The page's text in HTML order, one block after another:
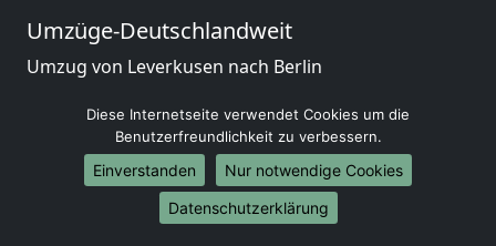
Umzüge-Deutschlandweit
Umzug von Leverkusen nach Berlin
Umzug von Leverkusen nach München
Umzug von Leverkusen nach Köln
Umzug von Leverkusen nach Frankfurt am Main
Umzug von Leverkusen nach Stuttgart
Umzug von Leverkusen nach Düsseldorf
Diese Internetseite verwendet Cookies um die
Benutzerfreundlichkeit zu verbessern.
Einverstanden
Nur notwendige Cookies
Datenschutzerklärung